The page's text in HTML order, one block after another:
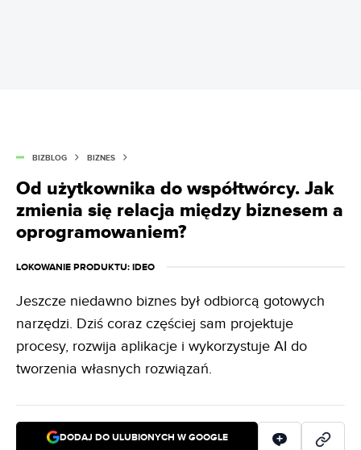
BIZBLOG BIZNES
Od użytkownika do współtwórcy. Jak
zmienia się relacja między biznesem a
oprogramowaniem?
LOKOWANIE PRODUKTU: IDEO
Jeszcze niedawno biznes był odbiorcą gotowych
narzędzi. Dziś coraz częściej sam projektuje
procesy, rozwija aplikacje i wykorzystuje AI do
tworzenia własnych rozwiązań.
DODAJ DO ULUBIONYCH W GOOGLE